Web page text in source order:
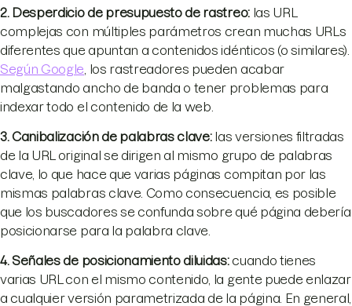
2. Desperdicio de presupuesto de rastreo:las URL
complejas con múltiples parámetros crean muchas URLs
diferentes que apuntan a contenidos idénticos (o similares).
Según Google , los rastreadores pueden acabar
malgastando ancho de banda o tener problemas para
indexar todo el contenido de la web.
3. Canibalización de palabras clave:las versiones filtradas
de la URL original se dirigen al mismo grupo de palabras
clave, lo que hace que varias páginas compitan por las
mismas palabras clave. Como consecuencia, es posible
que los buscadores se confunda sobre qué página debería
posicionarse para la palabra clave.
4. Señales de posicionamiento diluidas:cuando tienes
varias URL con el mismo contenido, la gente puede enlazar
a cualquier versión parametrizada de la página. En general,